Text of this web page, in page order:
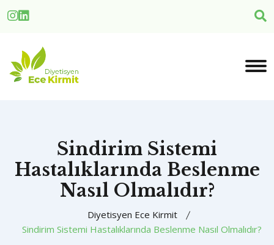
Sindirim Sistemi
Hastalıklarında Beslenme
Nasıl Olmalıdır?
Diyetisyen Ece Kirmit
Sindirim Sistemi Hastalıklarında Beslenme Nasıl Olmalıdır?